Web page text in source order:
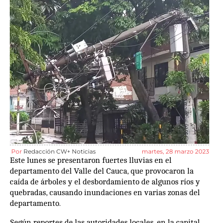
Por Redacción CW+ Noticias martes, 28 marzo 2023
Este lunes se presentaron fuertes lluvias en el
departamento del Valle del Cauca, que provocaron la
caída de árboles y el desbordamiento de algunos ríos y
quebradas, causando inundaciones en varias zonas del
departamento.